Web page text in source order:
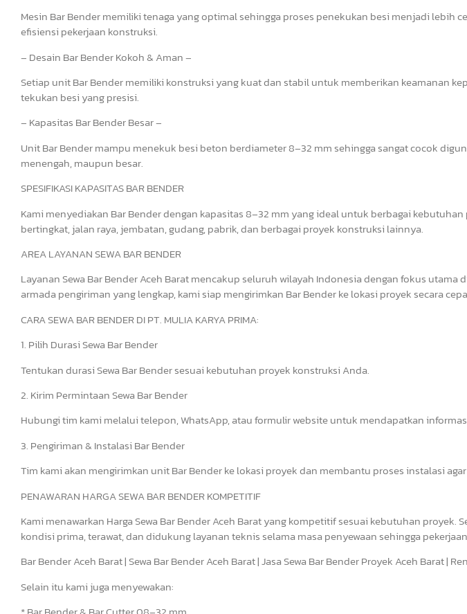
Mesin Bar Bender memiliki tenaga yang optimal sehingga proses penekukan besi menjadi lebih
efisiensi pekerjaan konstruksi.
– Desain Bar Bender Kokoh & Aman –
Setiap unit Bar Bender memiliki konstruksi yang kuat dan stabil untuk memberikan keamanan
tekukan besi yang presisi.
– Kapasitas Bar Bender Besar –
Unit Bar Bender mampu menekuk besi beton berdiameter 8–32 mm sehingga sangat cocok
menengah, maupun besar.
SPESIFIKASI KAPASITAS BAR BENDER
Kami menyediakan Bar Bender dengan kapasitas 8–32 mm yang ideal untuk berbagai
bertingkat, jalan raya, jembatan, gudang, pabrik, dan berbagai proyek konstruksi lainnya.
AREA LAYANAN SEWA BAR BENDER
Layanan Sewa Bar Bender Aceh Barat mencakup seluruh wilayah Indonesia dengan fokus utama
armada pengiriman yang lengkap, kami siap mengirimkan Bar Bender ke lokasi proyek secara
CARA SEWA BAR BENDER DI PT. MULIA KARYA PRIMA:
1. Pilih Durasi Sewa Bar Bender
Tentukan durasi Sewa Bar Bender sesuai kebutuhan proyek konstruksi Anda.
2. Kirim Permintaan Sewa Bar Bender
Hubungi tim kami melalui telepon, WhatsApp, atau formulir website untuk mendapatkan
3. Pengiriman & Instalasi Bar Bender
Tim kami akan mengirimkan unit Bar Bender ke lokasi proyek dan membantu proses instalasi
PENAWARAN HARGA SEWA BAR BENDER KOMPETITIF
Kami menawarkan Harga Sewa Bar Bender Aceh Barat yang kompetitif sesuai kebutuhan proyek.
kondisi prima, terawat, dan didukung layanan teknis selama masa penyewaan sehingga
Bar Bender Aceh Barat | Sewa Bar Bender Aceh Barat | Jasa Sewa Bar Bender Proyek Aceh Barat |
Selain itu kami juga menyewakan: